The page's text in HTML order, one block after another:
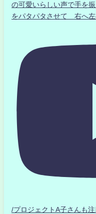
の可愛いらしい声で手を
をパタパタさせて 右へ左
/プロジェクトA子さん